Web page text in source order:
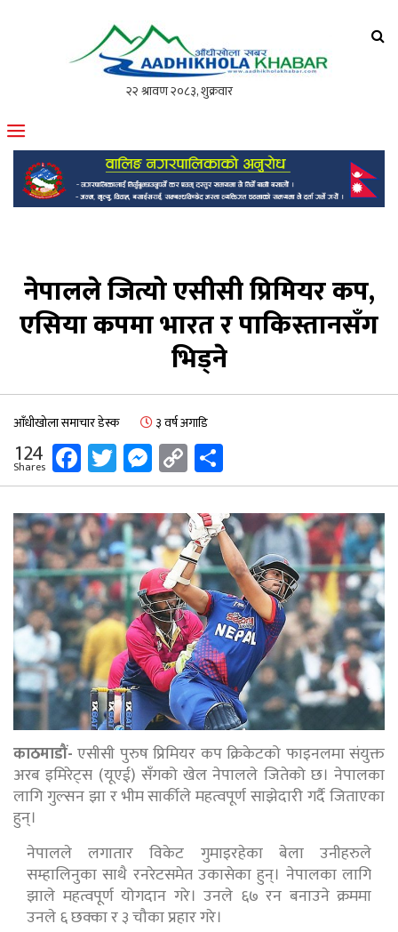
मोफसलकै लोकप्रिय अनलाइन पत्रिका
नेपालले जित्यो एसीसी प्रिमियर कप,
एसिया कपमा भारत र पाकिस्तानसँग
भिड्ने
आँधीखोला समाचार डेस्क ३ वर्ष अगाडि
124
Shares Facebook
Twitter
Messenger
Copy
Link
काठमाडौं- एसीसी पुरुष प्रिमियर कप क्रिकेटको फाइनलमा संयुक्त
अरब इमिरेट्स (यूएई) सँगको खेल नेपालले जितेको छ। नेपालका
लागि गुल्सन झा र भीम सार्कीले महत्वपूर्ण साझेदारी गर्दै जिताएका
हुन्।
नेपालले लगातार विकेट गुमाइरहेका बेला उनीहरुले
सम्हालिनुका साथै रनरेटसमेत उकासेका हुन्। नेपालका लागि
झाले महत्वपूर्ण योगदान गरे। उनले ६७ रन बनाउने क्रममा
उनले ६ छक्का र ३ चौका प्रहार गरे।